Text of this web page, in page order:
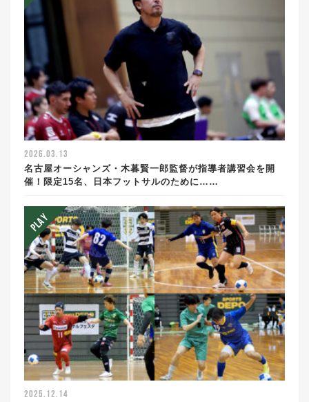
2026.03.13
名古屋オーシャンズ・木暮賢一郎監督が指導者講習会を開
催！限定15名、日本フットサルのために……
2025.12.14